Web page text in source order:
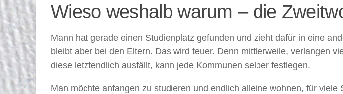
Wieso weshalb warum – die
Mann hat gerade einen Studienplatz gefunden und zieht dafür in eine
bleibt aber bei den Eltern. Das wird teuer. Denn mittlerweile, verlangen
diese letztendlich ausfällt, kann jede Kommunen selber festlegen.
Man möchte anfangen zu studieren und endlich alleine wohnen, für